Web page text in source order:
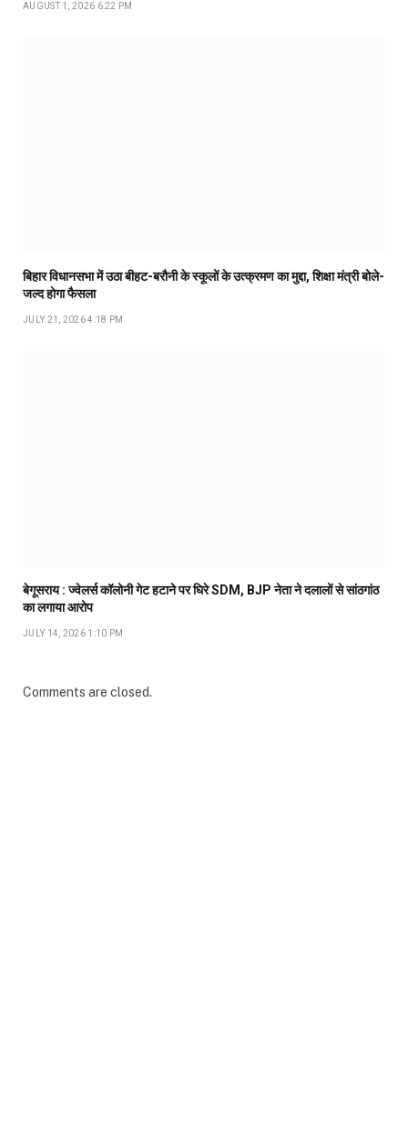
AUGUST 1, 2026 6:22 PM
बिहार विधानसभा में उठा बीहट-बरौनी के स्कूलों के उत्क्रमण का मुद्दा, शिक्षा मंत्री बोले-
जल्द होगा फैसला
JULY 21, 2026 4:18 PM
बेगूसराय : ज्वेलर्स कॉलोनी गेट हटाने पर घिरे SDM, BJP नेता ने दलालों से सांठगांठ
का लगाया आरोप
JULY 14, 2026 1:10 PM
Comments are closed.